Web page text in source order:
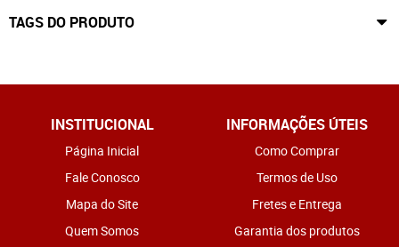
TAGS DO PRODUTO
INSTITUCIONAL
Página Inicial
Fale Conosco
Mapa do Site
Quem Somos
INFORMAÇÕES ÚTEIS
Como Comprar
Termos de Uso
Fretes e Entrega
Garantia dos produtos